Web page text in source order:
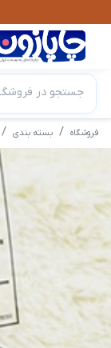
جستجو در
فروشگاه بسته بندی